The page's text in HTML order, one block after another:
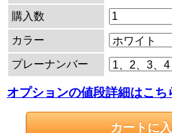
購入数
カラー
プレーナンバー
オプションの値段詳細はこち